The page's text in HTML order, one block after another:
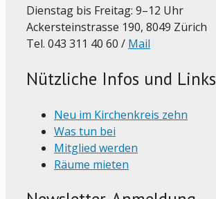
Dienstag bis Freitag: 9–12 Uhr
Ackersteinstrasse 190, 8049 Zürich
Tel. 043 311 40 60 / Mail
Nützliche Infos und Links
Neu im Kirchenkreis zehn
Was tun bei
Mitglied werden
Räume mieten